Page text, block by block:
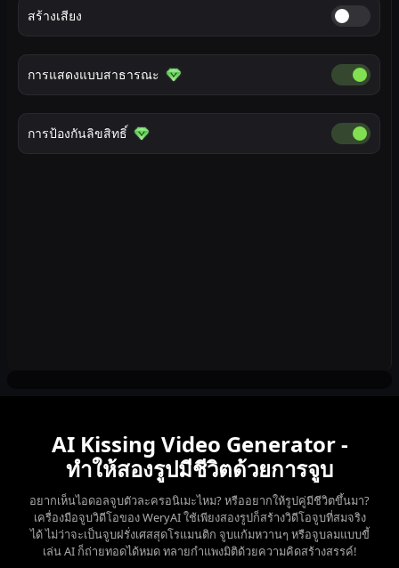
สร้างเสียง สร้างเสียง
การแสดงแบบสาธารณะ การแสดง
การป้องกันลิขสิทธิ์ การป้องกั
AI Kissing Video Generator -
ทำให้สองรูปมีชีวิตด้วยการจูบ
อยากเห็นไอดอลจูบตัวละครอนิเมะไหม? หรืออยากให้รูปคู่มีชีวิตขึ้นมา?
เครื่องมือจูบวิดีโอของ WeryAI ใช้เพียงสองรูปก็สร้างวิดีโอจูบที่สมจริง
ได้ ไม่ว่าจะเป็นจูบฝรั่งเศสสุดโรแมนติก จูบแก้มหวานๆ หรือจูบลมแบบขี้
เล่น AI ก็ถ่ายทอดได้หมด ทลายกำแพงมิติด้วยความคิดสร้างสรรค์!